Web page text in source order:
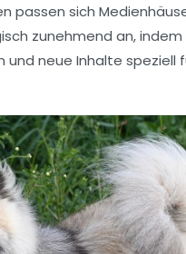
passen sich
zunehmend an,
neue Inhalte speziell